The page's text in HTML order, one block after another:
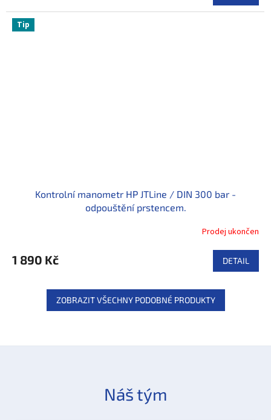
Tip
Kontrolní manometr HP JTLine / DIN 300 bar -
odpouštění prstencem.
Prodej ukončen
1 890 Kč DETAIL
ZOBRAZIT VŠECHNY PODOBNÉ PRODUKTY
Náš tým